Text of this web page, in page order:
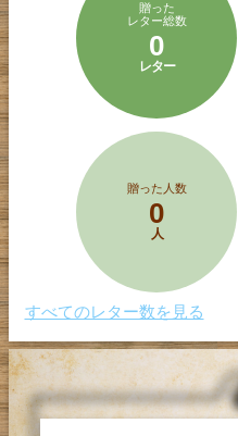
贈った
レター総数
0
レター
贈った人数
0
人
すべてのレター数を見る